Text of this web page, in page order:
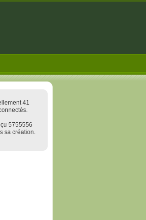
41
5755556
sa création.